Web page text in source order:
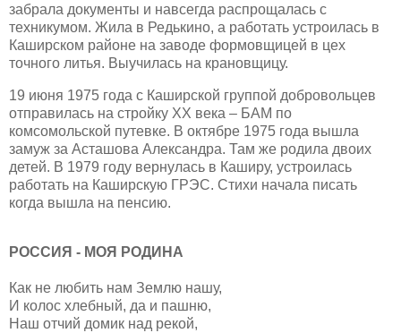
забрала документы и навсегда распрощалась с
техникумом. Жила в Редькино, а работать устроилась в
Каширском районе на заводе формовщицей в цех
точного литья. Выучилась на крановщицу.
19 июня 1975 года с Каширской группой добровольцев
отправилась на стройку ХХ века – БАМ по
комсомольской путевке. В октябре 1975 года вышла
замуж за Асташова Александра. Там же родила двоих
детей. В 1979 году вернулась в Каширу, устроилась
работать на Каширскую ГРЭС. Стихи начала писать
когда вышла на пенсию.
РОССИЯ - МОЯ РОДИНА
Как не любить нам Землю нашу,
И колос хлебный, да и пашню,
Наш отчий домик над рекой,